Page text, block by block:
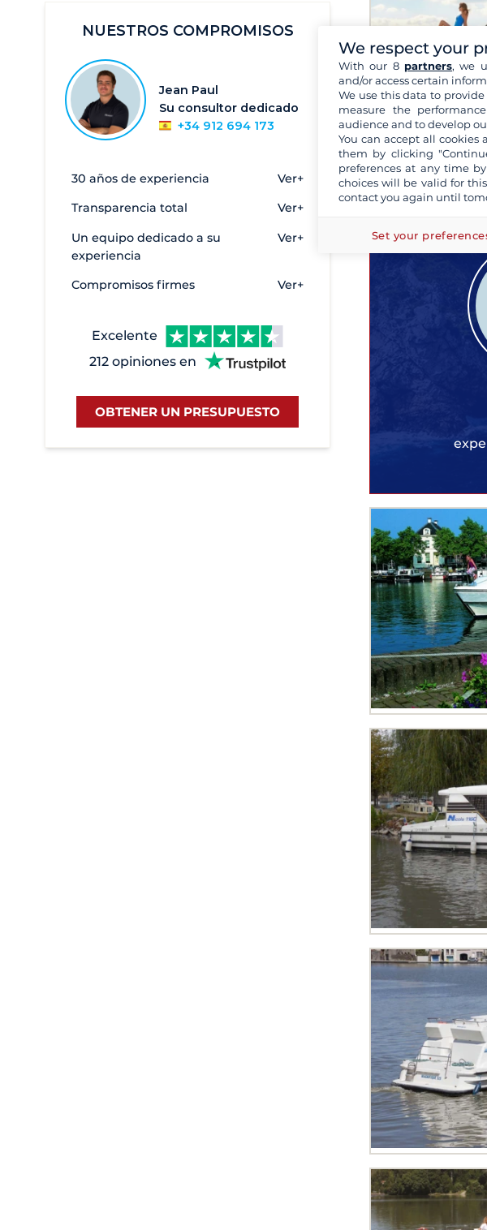
Vosgos
Agde
Angoulême
Argens
23
Bellegarde
Briare
Buzet-sur-Baïse
14
Carcassonne
Castelnaudary
Castelsarrasin
Chatillon en Bazois
Chenillé-Changé
Cognac
9
NUESTROS COMPROMISOS
Jean Paul
Su consultor dedicado
+34 912 694 173
30 años de experiencia Ver+
Transparencia total Ver+
Un equipo dedicado a su
experiencia
Ver+
Compromisos firmes Ver+
Excelente
212 opiniones en
OBTENER UN PRESUPUESTO
We respect your
With our 8 partners, we
and/or access certain
We use this data to
measure the
audience and to develop
You can accept all cookies
them by clicking
preferences at any time
choices will be valid for
contact you again until
Set your